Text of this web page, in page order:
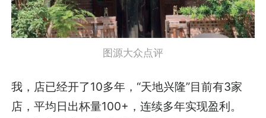
图源大众点评
我，店已经开了10多年，“天地兴隆”目前有3家
店，平均日出杯量100+，连续多年实现盈利。